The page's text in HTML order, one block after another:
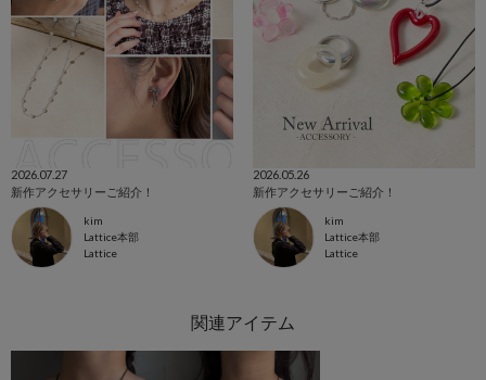
2026.07.27
新作アクセサリーご紹介！
kim
Lattice本部
Lattice
2026.05.26
新作アクセサリーご紹介！
kim
Lattice本部
Lattice